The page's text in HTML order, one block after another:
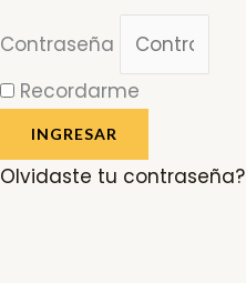
Contraseña
Recordarme
INGRESAR
Olvidaste tu contraseña?